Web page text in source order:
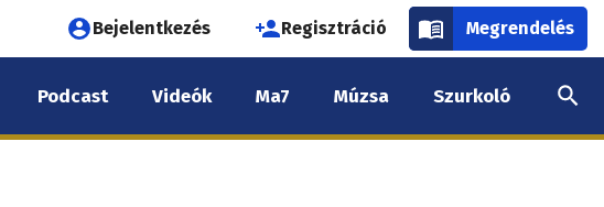
Felhasználói
fiók
menüje
Bejelentkezés Regisztráció Megrendelés
Podcast Videók Ma7 Múzsa Szurkoló